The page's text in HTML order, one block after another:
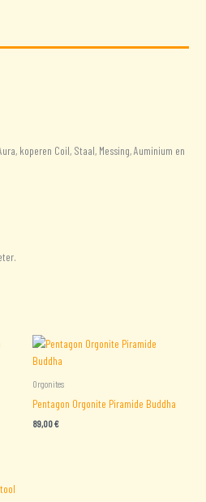
koperen Coil, Staal, Messing, Auminium en
Orgonites
Pentagon Orgonite Piramide Buddha
89,00€